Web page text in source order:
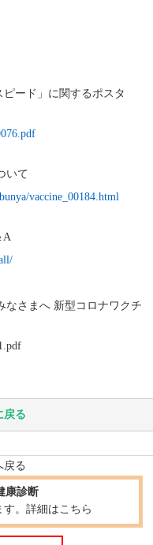
ード」に関するポスタ
ついて
vaccine_00184.html
A
なさまへ 新型コロナワクチ
戻る
戻る
康診断
。詳細はこちら